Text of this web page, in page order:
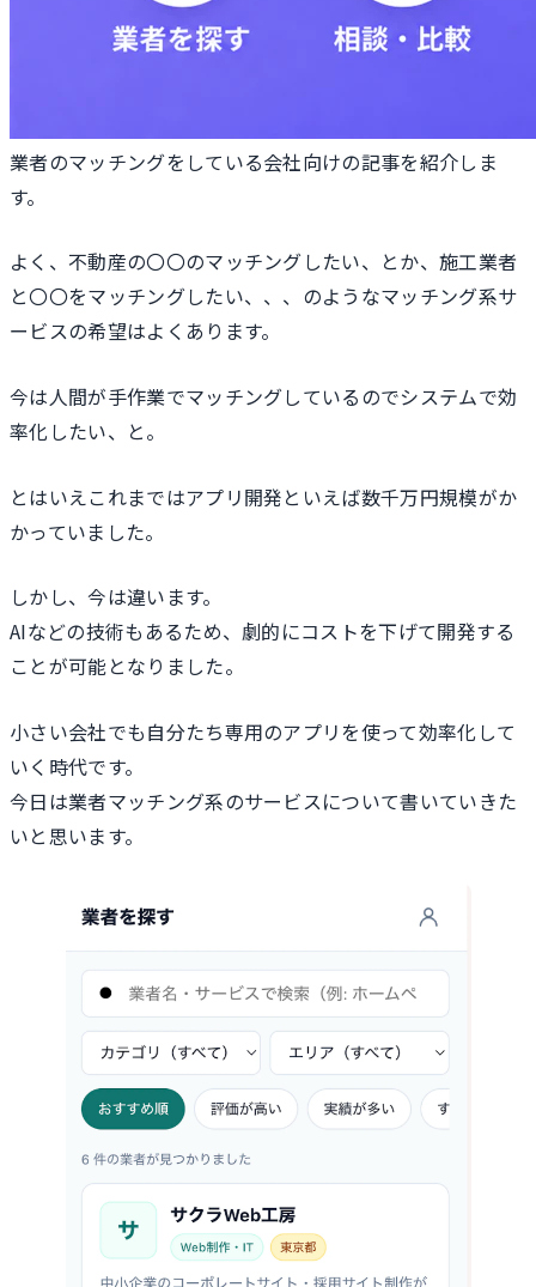
業者のマッチングをしている会社向けの記事を紹介しま
す。
よく、不動産の〇〇のマッチングしたい、とか、施工業者
と〇〇をマッチングしたい、、、のようなマッチング系サ
ービスの希望はよくあります。
今は人間が手作業でマッチングしているのでシステムで効
率化したい、と。
とはいえこれまではアプリ開発といえば数千万円規模がか
かっていました。
しかし、今は違います。
AIなどの技術もあるため、劇的にコストを下げて開発する
ことが可能となりました。
小さい会社でも自分たち専用のアプリを使って効率化して
いく時代です。
今日は業者マッチング系のサービスについて書いていきた
いと思います。